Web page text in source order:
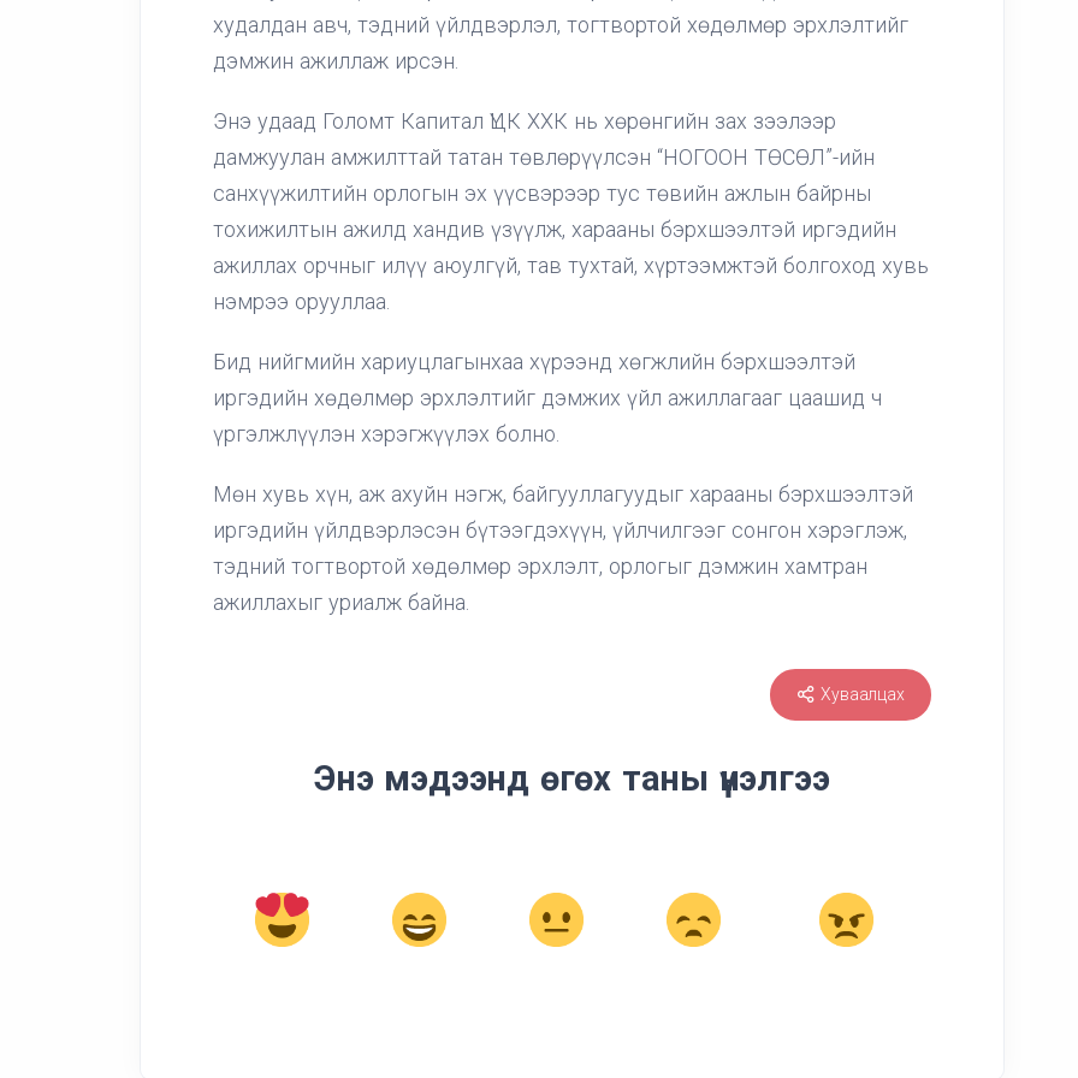
худалдан авч, тэдний үйлдвэрлэл, тогтвортой хөдөлмөр эрхлэлтийг
дэмжин ажиллаж ирсэн.
Энэ удаад Голомт Капитал ҮЦК ХХК нь хөрөнгийн зах зээлээр
дамжуулан амжилттай татан төвлөрүүлсэн “НОГООН ТӨСӨЛ”-ийн
санхүүжилтийн орлогын эх үүсвэрээр тус төвийн ажлын байрны
тохижилтын ажилд хандив үзүүлж, харааны бэрхшээлтэй иргэдийн
ажиллах орчныг илүү аюулгүй, тав тухтай, хүртээмжтэй болгоход хувь
нэмрээ орууллаа.
Бид нийгмийн хариуцлагынхаа хүрээнд хөгжлийн бэрхшээлтэй
иргэдийн хөдөлмөр эрхлэлтийг дэмжих үйл ажиллагааг цаашид ч
үргэлжлүүлэн хэрэгжүүлэх болно.
Мөн хувь хүн, аж ахуйн нэгж, байгууллагуудыг харааны бэрхшээлтэй
иргэдийн үйлдвэрлэсэн бүтээгдэхүүн, үйлчилгээг сонгон хэрэглэж,
тэдний тогтвортой хөдөлмөр эрхлэлт, орлогыг дэмжин хамтран
ажиллахыг уриалж байна.
Хуваалцах
Энэ мэдээнд өгөх таны үнэлгээ